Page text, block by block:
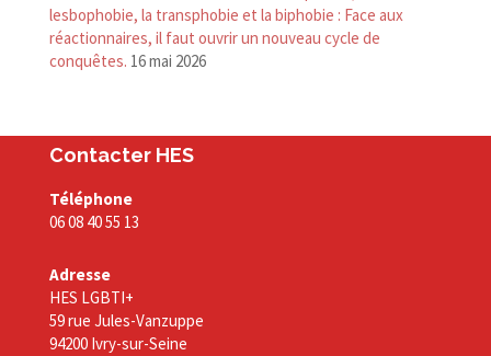
lesbophobie, la transphobie et la biphobie : Face aux
réactionnaires, il faut ouvrir un nouveau cycle de
conquêtes. 16 mai 2026
Contacter HES
Téléphone
06 08 40 55 13
Adresse
HES LGBTI+
59 rue Jules-Vanzuppe
94200 Ivry-sur-Seine